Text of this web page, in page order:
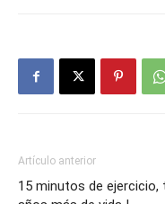
Artículo anterior
15 minutos de ejercicio,